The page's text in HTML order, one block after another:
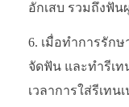
อักเสบ รวมถึงฟัน
เมื่อทำการรัก
จัดฟัน และทำรีเท
เวลาการใส่รีเท